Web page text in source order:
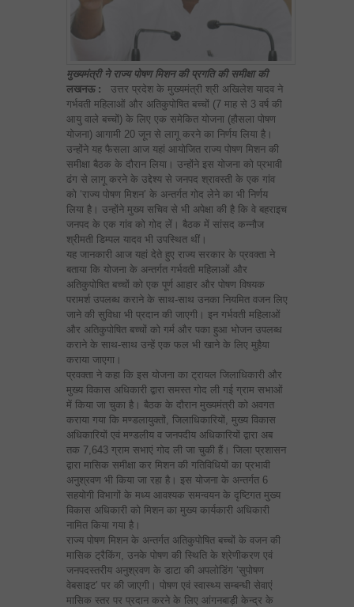
मुख्यमंत्री ने राज्य पोषण मिशन की प्रगति की समीक्षा की
लखनऊ : उत्तर प्रदेश के मुख्यमंत्री श्री अखिलेश यादव ने
गर्भवती महिलाओं और अतिकुपोषित बच्चों (7 माह से 3 वर्ष की
आयु वाले बच्चों) के लिए एक समेकित योजना (हौसला पोषण
योजना) आगामी 20 जून से लागू करने का निर्णय लिया है।
उन्होंने यह फैसला आज यहां आयोजित राज्य पोषण मिशन की
समीक्षा बैठक के दौरान लिया। उन्होंने इस योजना को प्रभावी
ढंग से लागू करने के उद्देश्य से जनपद श्रावस्ती के एक गांव
को ‘राज्य पोषण मिशन’ के अन्तर्गत गोद लेने का भी निर्णय
लिया है। उन्होंने मुख्य सचिव से भी अपेक्षा की है कि वे बहराइच
जनपद के एक गांव को गोद लें। बैठक में सांसद कन्नौज
श्रीमती डिम्पल यादव भी उपस्थित थीं।
यह जानकारी आज यहां देते हुए राज्य सरकार के प्रवक्ता ने
बताया कि योजना के अन्तर्गत गर्भवती महिलाओं और
अतिकुपोषित बच्चों को एक पूर्ण आहार और पोषण विषयक
परामर्श उपलब्ध कराने के साथ-साथ उनका नियमित वजन लिए
जाने की सुविधा भी प्रदान की जाएगी। इन गर्भवती महिलाओं
और अतिकुपोषित बच्चों को गर्म और पका हुआ भोजन उपलब्ध
कराने के साथ-साथ उन्हें एक फल भी खाने के लिए मुहैया
कराया जाएगा।
प्रवक्ता ने कहा कि इस योजना का ट्रायल जिलाधिकारी और
मुख्य विकास अधिकारी द्वारा समस्त गोद ली गई ग्राम सभाओं
में किया जा चुका है। बैठक के दौरान मुख्यमंत्री को अवगत
कराया गया कि मण्डलायुक्तों, जिलाधिकारियों, मुख्य विकास
अधिकारियों एवं मण्डलीय व जनपदीय अधिकारियों द्वारा अब
तक 7,643 ग्राम सभाएं गोद ली जा चुकी हैं। जिला प्रशासन
द्वारा मासिक समीक्षा कर मिशन की गतिविधियों का प्रभावी
अनुश्रवण भी किया जा रहा है। इस योजना के अन्तर्गत 6
सहयोगी विभागों के मध्य आवश्यक समन्वयन के दृष्टिगत मुख्य
विकास अधिकारी को मिशन का मुख्य कार्यकारी अधिकारी
नामित किया गया है।
राज्य पोषण मिशन के अन्तर्गत अतिकुपोषित बच्चों के वजन की
मासिक ट्रैकिंग, उनके पोषण की स्थिति के श्रेणीकरण एवं
जनपदस्तरीय अनुश्रवण के डाटा की अपलोडिंग ‘सुपोषण
वेबसाइट’ पर की जाएगी। पोषण एवं स्वास्थ्य सम्बन्धी सेवाएं
मासिक स्तर पर प्रदान करने के लिए आंगनबाड़ी केन्द्र के